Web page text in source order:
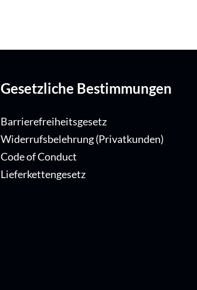
Gesetzliche Bestimmungen
Barrierefreiheitsgesetz
Widerrufsbelehrung (Privatkunden)
Code of Conduct
Lieferkettengesetz